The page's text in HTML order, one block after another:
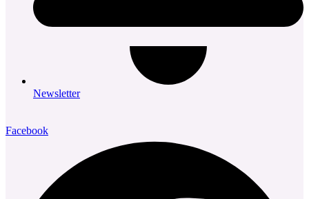
Newsletter
Facebook